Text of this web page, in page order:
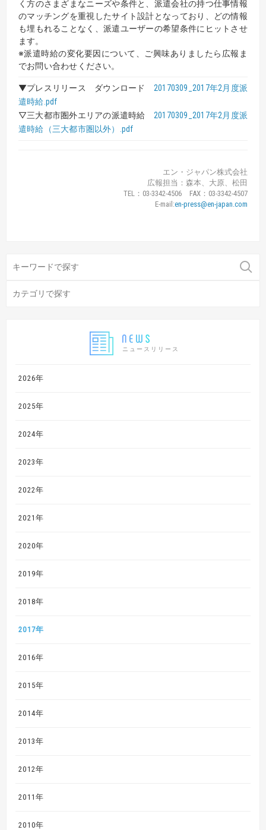
ニュースリリース
2026年
2025年
2024年
2023年
2022年
2021年
2020年
2019年
2018年
2017年
2016年
2015年
2014年
2013年
2012年
2011年
2010年
く方のさまざまなニーズや条件と、派遣会社の持つ仕事情報
のマッチングを重視したサイト設計となっており、どの情報
も埋もれることなく、派遣ユーザーの希望条件にヒットさせ
ます。
※派遣時給の変化要因について、ご興味ありましたら広報ま
でお問い合わせください。
▼プレスリリース ダウンロード 20170309_2017年2月度派
遣時給.pdf
▽三大都市圏外エリアの派遣時給 20170309_2017年2月度派
遣時給（三大都市圏以外）.pdf
エン・ジャパン株式会社
広報担当：森本、大原、松田
TEL：03-3342-4506 FAX：03-3342-4507
E-mail:en-press@en-japan.com